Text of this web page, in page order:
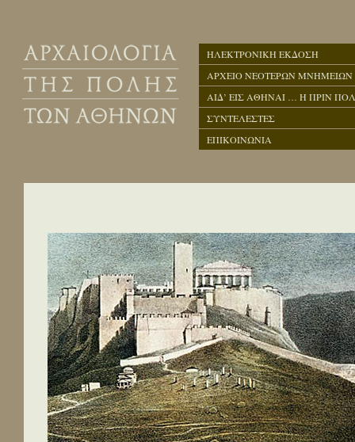
ΗΛΕΚΤΡΟΝΙΚΗ ΕΚΔΟΣΗ
ΑΡΧΕΙΟ ΝΕΟΤΕΡΩΝ ΜΝΗΜΕΙΩΝ
ΑΙΔ’ ΕΙΣ ΑΘΗΝΑΙ … Η ΠΡΙΝ
ΣΥΝΤΕΛΕΣΤΕΣ
ΕΠΙΚΟΙΝΩΝΙΑ